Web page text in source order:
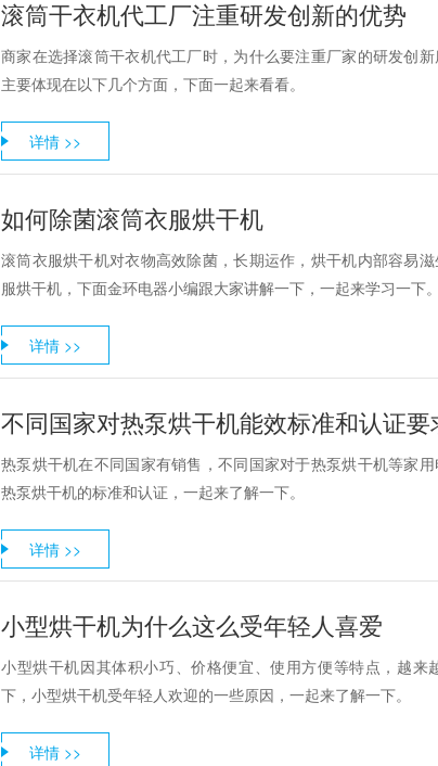
滚筒干衣机代工厂注重研发创新的优势
商家在选择滚筒干衣机代工厂时，为什么要注重厂家的研发创
主要体现在以下几个方面，下面一起来看看。
详情 >>
如何除菌滚筒衣服烘干机
滚筒衣服烘干机对衣物高效除菌，长期运作，烘干机内部容易
服烘干机，下面金环电器小编跟大家讲解一下，一起来学习一下。
详情 >>
不同国家对热泵烘干机能效标准和认证要
热泵烘干机在不同国家有销售，不同国家对于热泵烘干机等家
热泵烘干机的标准和认证，一起来了解一下。
详情 >>
小型烘干机为什么这么受年轻人喜爱
小型烘干机因其体积小巧、价格便宜、使用方便等特点，越
下，小型烘干机受年轻人欢迎的一些原因，一起来了解一下。
详情 >>